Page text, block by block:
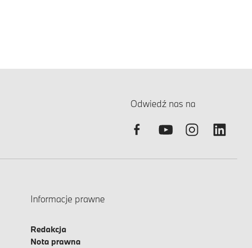
Odwiedź nas na
Informacje prawne
Redakcja
Nota prawna